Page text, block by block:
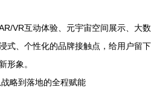
VR互动体验、元宇宙空间展示、大数
式、个性化的品牌接触点，给用户留下
形象。
略到落地的全程赋能